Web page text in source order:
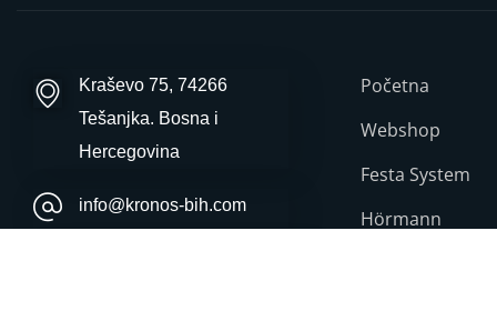
Kraševo 75, 74266
Tešanjka. Bosna i
Hercegovina
info@kronos-bih.com
Početna
Webshop
Festa System
Hörmann